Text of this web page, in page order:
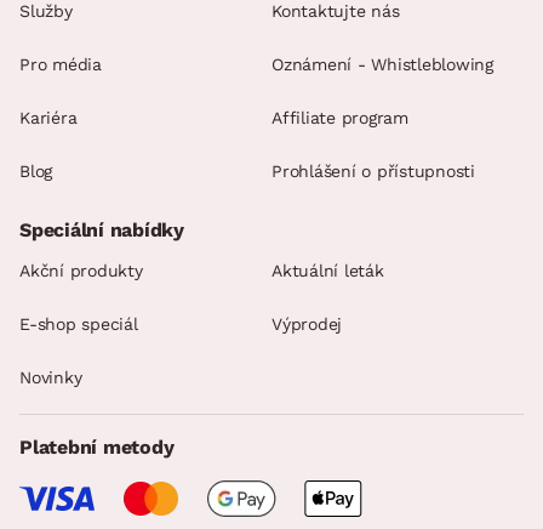
Služby
Pro média
Kariéra
Blog
Kontaktujte nás
Oznámení - Whistleblowing
Affiliate program
Prohlášení o přístupnosti
Speciální nabídky
Akční produkty Aktuální leták
E-shop speciál Výprodej
Novinky
Platební metody